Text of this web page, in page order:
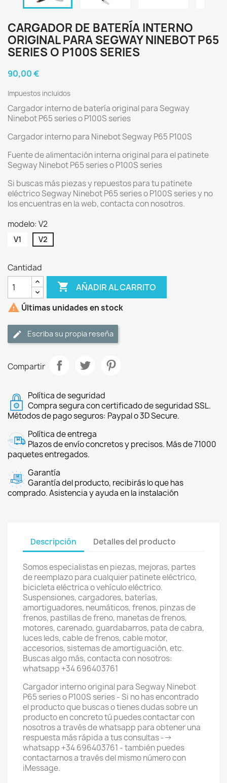
CARGADOR DE BATERÍA INTERNO
ORIGINAL PARA SEGWAY NINEBOT P65
SERIES O P100S SERIES
90,00 €
Impuestos incluidos
Cargador interno de batería original para Segway
Ninebot P65 series o P100S series
Cargador interno para Ninebot Segway P65 P100S
Fuente de alimentación interna original para el patinete
Segway Ninebot P65 series o P100S series
Si buscas más piezas y repuestos para tu patinete
eléctrico Segway Ninebot P65 series o P100S series y no
los encuentras en la web, contacta con nosotros.
modelo: V2
V1 V2
Cantidad
 AÑADIR AL CARRITO
 Últimas unidades en stock
Escriba su propia reseña
Compartir
Política de seguridad
Compra segura con certificado de seguridad SSL.
Métodos de pago seguros: Paypal o 3D Secure.
Política de entrega
Plazos de envío concretos y precisos. Más de 71000
paquetes entregados.
Garantía
Garantía del producto, recibirás lo que has
comprado. Asistencia y ayuda en la instalación
Descripción Detalles del producto
Somos especialistas en piezas, mejoras, partes
de reemplazo para cualquier patinete eléctrico,
bicicleta eléctrica o vehículo eléctrico.
Suspensiones, cargadores, baterías,
amortiguadores, neumáticos, frenos, pinzas de
frenos, pastillas de freno, manetas de frenos,
motores, carenado, guardabarros, pata de cabra,
luces leds, cable de frenos, cable motor,
accesorios, sistemas de amortiguación, etc.
Buscas algo más, contacta con nosotros:
whatsapp +34 696403761
Cargador interno original para Segway Ninebot
P65 series o P100S series - Si no has encontrado
el producto que buscas o tienes dudas sobre un
producto en concreto tú puedes contactar con
nosotros a través de whatsapp para obtener una
respuesta más rápida a tus consultas -->
whatsapp +34 696403761 - también puedes
contactarnos a través del mismo número con
iMessage.